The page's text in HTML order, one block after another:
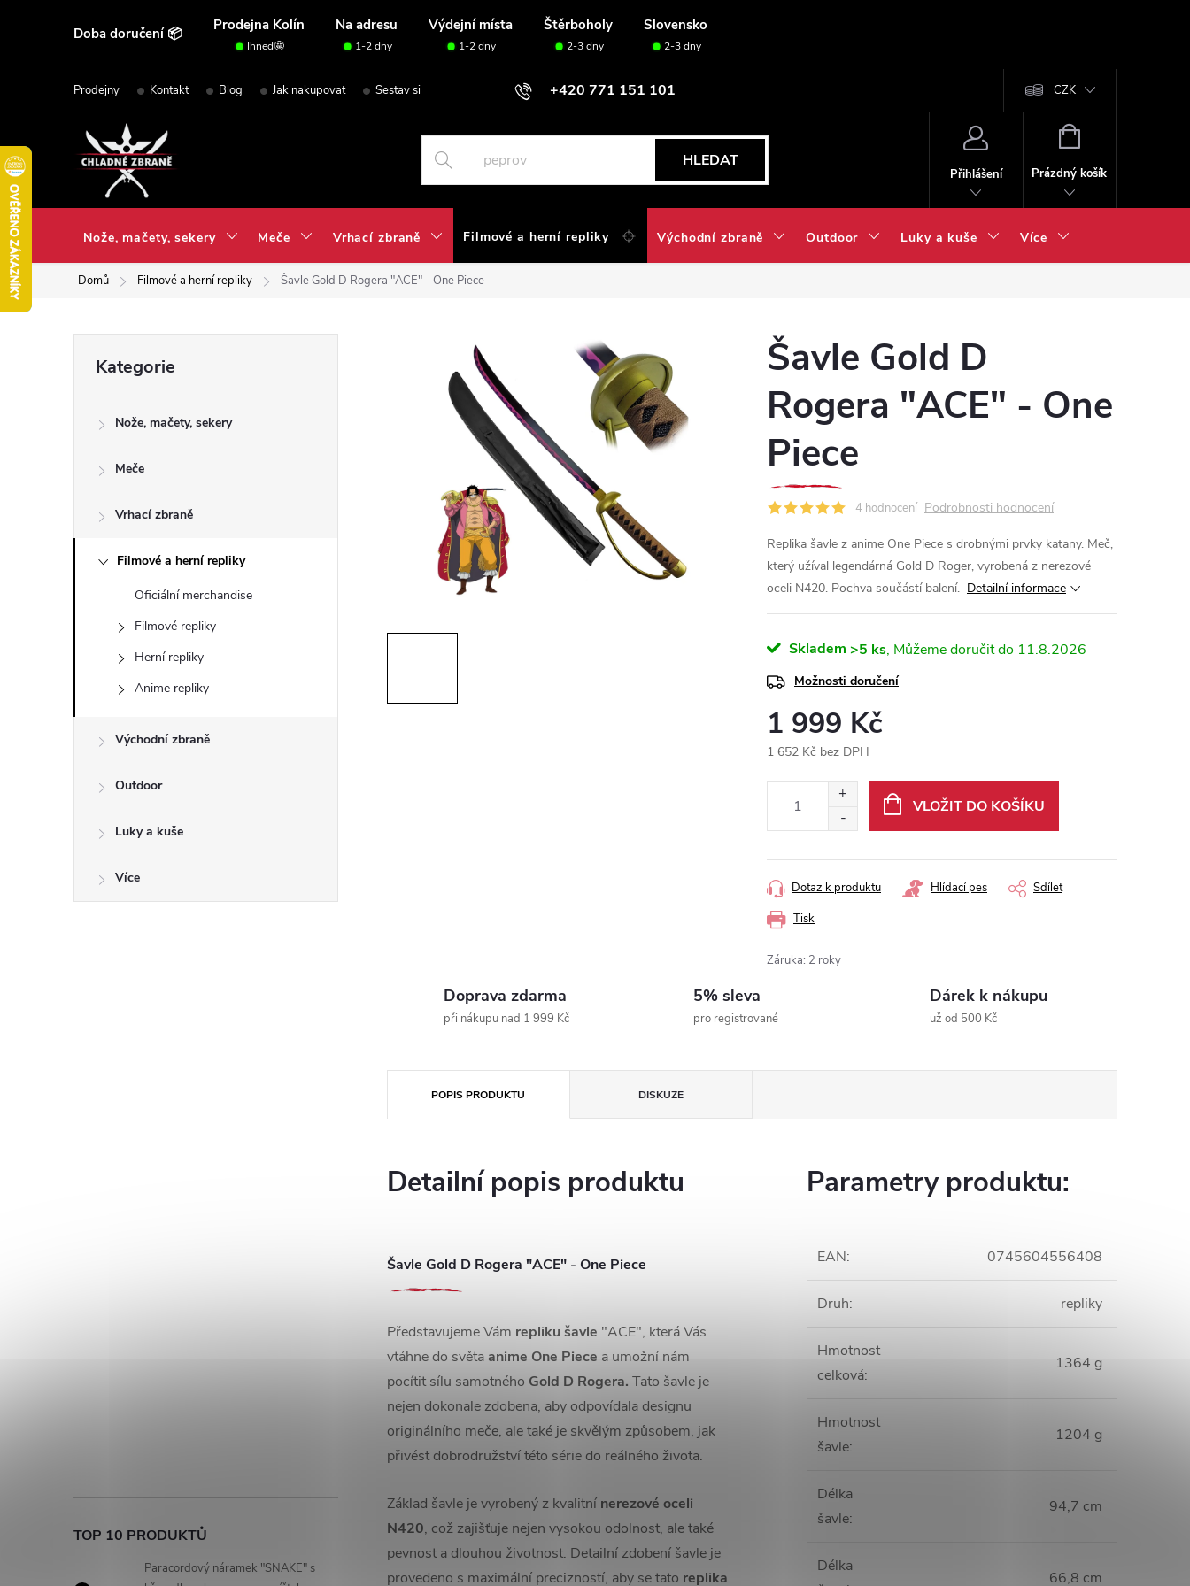
Doba doručení 📦 Prodejna Kolín Na adresu Výdejní místa Štěrboholy Slovensko
Ihned🤩 1-2 dny 1-2 dny 2-3 dny 2-3 dny
+420 771 151 101
Prodejny Kontakt Blog Jak nakupovat Sestav si svou sadu✅ CZK
HLEDAT
Přihlášení
NÁKUPNÍ
Prázdný košík
Nože, mačety, sekery Meče Vrhací zbraně Filmové a herní repliky Východní zbraně Outdoor Luky a kuše Více
Domů Filmové a herní repliky Šavle Gold D Rogera "ACE" - One Piece
r
í
kategorie
Kategorie
Nože, mačety, sekery
Meče
Vrhací zbraně
Filmové a herní repliky
Oficiální merchandise
Filmové repliky
Herní repliky
Anime repliky
Východní zbraně
Outdoor
Luky a kuše
Více
TOP 10 PRODUKTŮ
Paracordový náramek "SNAKE" s
Šavle Gold D
Rogera "ACE" - One
Piece
4 hodnocení Podrobnosti hodnocení
Replika šavle z anime One Piece s drobnými prvky katany. Meč,
který užíval legendárná Gold D Roger, vyrobená z nerezové
oceli N420. Pochva součástí balení. Detailní informace
Skladem >5 ks 11.8.2026
Možnosti doručení
1 999 Kč
1 652 Kč bez DPH
VLOŽIT DO KOŠÍKU
Tisk
Dotaz k produktu Hlídací pes Sdílet
Záruka: 2 roky
Doprava zdarma
při nákupu nad 1 999 Kč
5% sleva
pro registrované
Dárek k nákupu
už od 500 Kč
POPIS PRODUKTU DISKUZE
Detailní popis produktu
Šavle Gold D Rogera "ACE" - One Piece
Představujeme Vám repliku šavle "ACE", která Vás
vtáhne do světaanime One Piece a umožní nám
pocítit sílu samotného Gold D Rogera. Tato šavle je
nejen dokonale zdobena, aby odpovídala designu
originálního meče, ale také je skvělým způsobem, jak
přivést dobrodružství této série do reálného života.
Základ šavle je vyrobený z kvalitní nerezové oceli
N420, což zajišťuje nejen vysokou odolnost, ale také
pevnost a dlouhou životnost. Detailní zdobení šavle je
provedeno s maximální precizností, aby se tato replika
Parametry produktu:
EAN: 0745604556408
Druh: repliky
Hmotnost
celková:
1364 g
Hmotnost
šavle:
1204 g
Délka
šavle:
94,7 cm
Délka
66,8 cm